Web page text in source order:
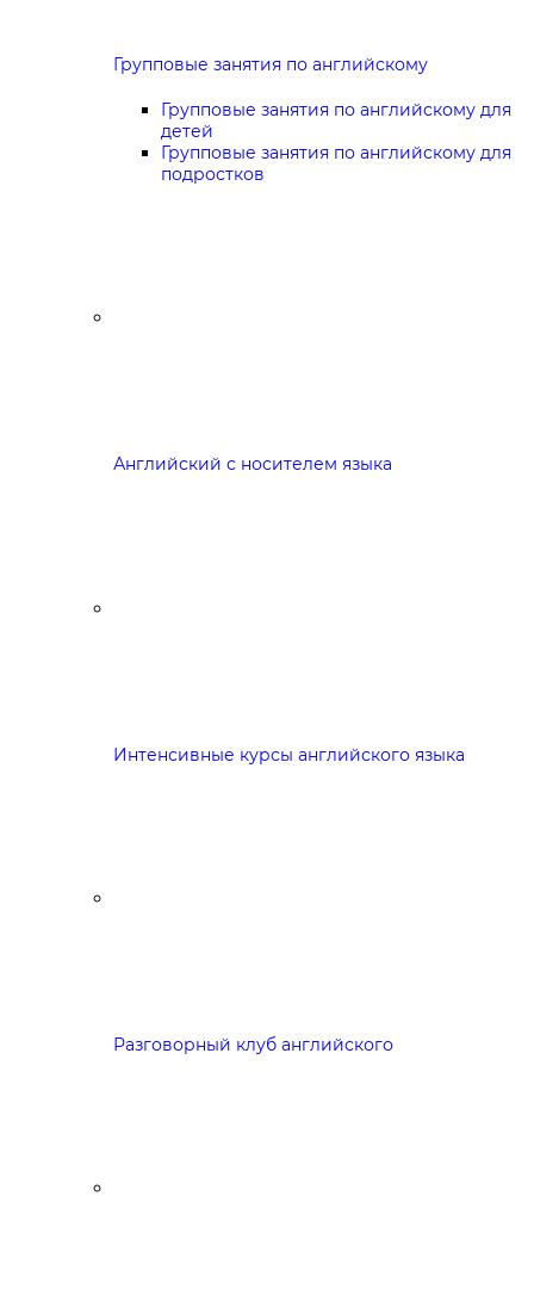
Групповые занятия по английскому
Групповые занятия по английскому для
детей
Групповые занятия по английскому для
подростков
Английский с носителем языка
Интенсивные курсы английского языка
Разговорный клуб английского